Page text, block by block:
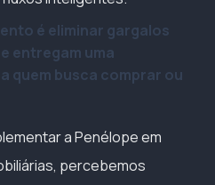
é eliminar gargalos
entregam uma
quem busca comprar ou
a Penélope em
percebemos